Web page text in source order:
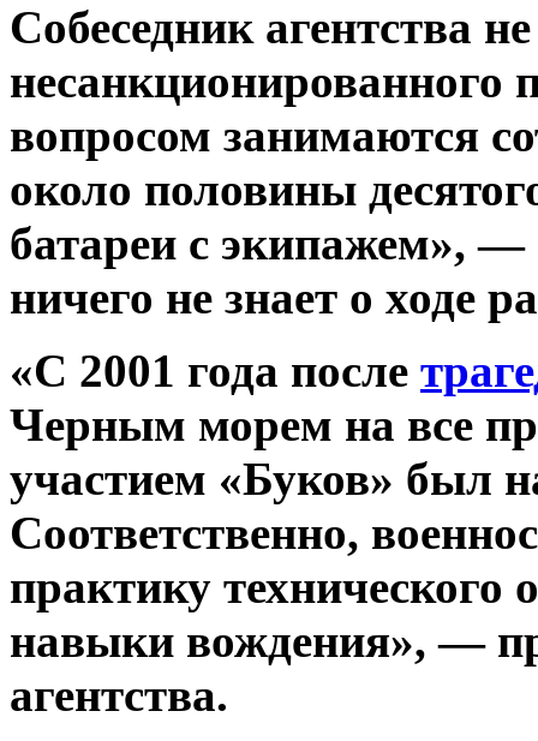
Собеседник агентства
несанкционированного
вопросом занимаются
около половины
батареи с экипажем», —
ничего не знает о ходе
«С 2001 года после
Черным морем на все
участием «Буков» был
Соответственно,
практику технического
навыки вождения», —
агентства.